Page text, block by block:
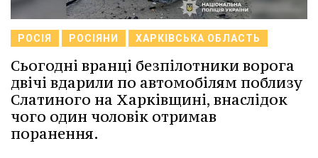
РОСІЯ РОСІЯНИ ХАРКІВСЬКА ОБЛАСТЬ
Сьогодні вранці безпілотники ворога
двічі вдарили по автомобілям поблизу
Слатиного на Харківщині, внаслідок
чого один чоловік отримав
поранення.